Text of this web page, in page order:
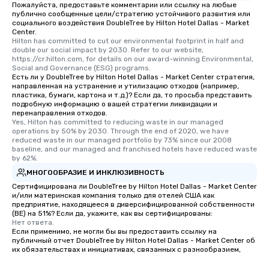
Пожалуйста, предоставьте комментарии или ссылку на любые
публично сообщенные цели/стратегию устойчивого развития или
социального воздействия DoubleTree by Hilton Hotel Dallas - Market
Center.
Hilton has committed to cut our environmental footprint in half and
double our social impact by 2030. Refer to our website,
https://cr.hilton.com, for details on our award-winning Environmental,
Social and Governance (ESG) programs.
Есть ли у DoubleTree by Hilton Hotel Dallas - Market Center стратегия,
направленная на устранение и утилизацию отходов (например,
пластика, бумаги, картона и т.д.)? Если да, то просьба представить
подробную информацию о вашей стратегии ликвидации и
перенаправления отходов.
Yes, Hilton has committed to reducing waste in our managed
operations by 50% by 2030. Through the end of 2020, we have
reduced waste in our managed portfolio by 73% since our 2008
baseline, and our managed and franchised hotels have reduced waste
by 62%.
МНОГООБРАЗИЕ И ИНКЛЮЗИВНОСТЬ
Сертифицирована ли DoubleTree by Hilton Hotel Dallas - Market Center
и/или материнская компания только для отелей США как
предприятие, находящееся в диверсифицированной собственности
(BE) на 51%? Если да, укажите, как вы сертифицированы:
Нет ответа.
Если применимо, не могли бы вы предоставить ссылку на
публичный отчет DoubleTree by Hilton Hotel Dallas - Market Center об
их обязательствах и инициативах, связанных с разнообразием,